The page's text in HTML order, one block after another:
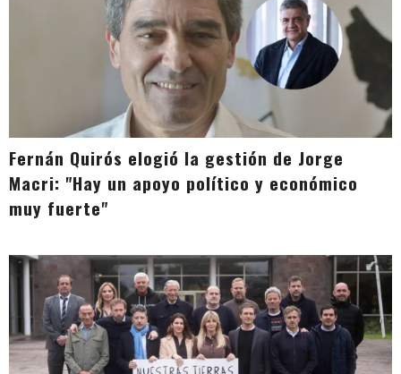
Fernán Quirós elogió la gestión de Jorge
Macri: "Hay un apoyo político y económico
muy fuerte"